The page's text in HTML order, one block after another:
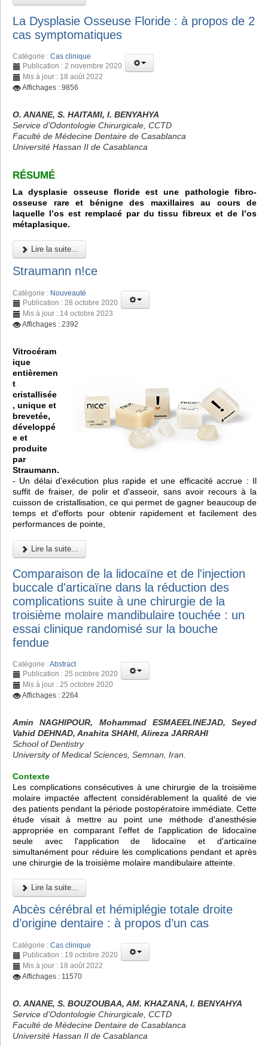
La Dysplasie Osseuse Floride : à propos de 2
cas symptomatiques
Catégorie : Cas clinique
Publication : 2 novembre 2020
Mis à jour : 18 août 2022
Affichages : 9856
O. ANANE, S. HAITAMI, I. BENYAHYA
Service d’Odontologie Chirurgicale, CCTD
Faculté de Médecine Dentaire de Casablanca
Université Hassan II de Casablanca
RÉSUMÉ
La dysplasie osseuse floride est une pathologie fibro-
osseuse rare et bénigne des maxillaires au cours de
laquelle l’os est remplacé par du tissu fibreux et de l’os
métaplasique.
Lire la suite...
Straumann n!ce
Catégorie : Nouveauté
Publication : 28 octobre 2020
Mis à jour : 14 octobre 2023
Affichages : 2392
Vitrocéram
ique
entièremen
t
cristallisée
, unique et
brevetée,
développé
e et
produite
par
Straumann.
- Un délai d'exécution plus rapide et une efficacité accrue : Il
suffit de fraiser, de polir et d'asseoir, sans avoir recours à la
cuisson de cristallisation, ce qui permet de gagner beaucoup de
temps et d'efforts pour obtenir rapidement et facilement des
performances de pointe,
Lire la suite...
Comparaison de la lidocaïne et de l'injection
buccale d'articaïne dans la réduction des
complications suite à une chirurgie de la
troisième molaire mandibulaire touchée : un
essai clinique randomisé sur la bouche
fendue
Catégorie :Abstract
Publication : 25 octobre 2020
Mis à jour : 25 octobre 2020
Affichages : 2264
Amin NAGHIPOUR, Mohammad ESMAEELINEJAD, Seyed
Vahid DEHNAD, Anahita SHAHI, Alireza JARRAHI
School of Dentistry
University of Medical Sciences, Semnan, Iran.
Contexte
Les complications consécutives à une chirurgie de la troisième
molaire impactée affectent considérablement la qualité de vie
des patients pendant la période postopératoire immédiate. Cette
étude visait à mettre au point une méthode d'anesthésie
appropriée en comparant l'effet de l'application de lidocaïne
seule avec l'application de lidocaïne et d'articaïne
simultanément pour réduire les complications pendant et après
une chirurgie de la troisième molaire mandibulaire atteinte.
Lire la suite...
Abcès cérébral et hémiplégie totale droite
d’origine dentaire : à propos d’un cas
Catégorie : Cas clinique
Publication : 19 octobre 2020
Mis à jour : 18 août 2022
Affichages : 11570
O. ANANE, S. BOUZOUBAA, AM. KHAZANA, I. BENYAHYA
Service d’Odontologie Chirurgicale, CCTD
Faculté de Médecine Dentaire de Casablanca
Université Hassan II de Casablanca